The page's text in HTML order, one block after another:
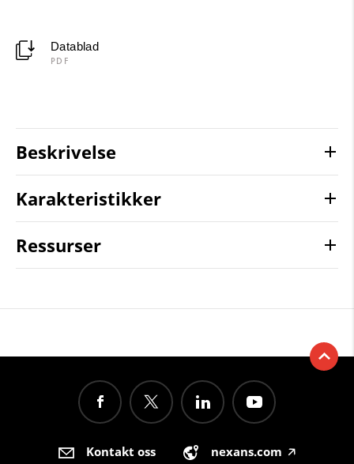
Datablad
PDF
Beskrivelse
Karakteristikker
Ressurser
Kontakt oss nexans.com 🡥